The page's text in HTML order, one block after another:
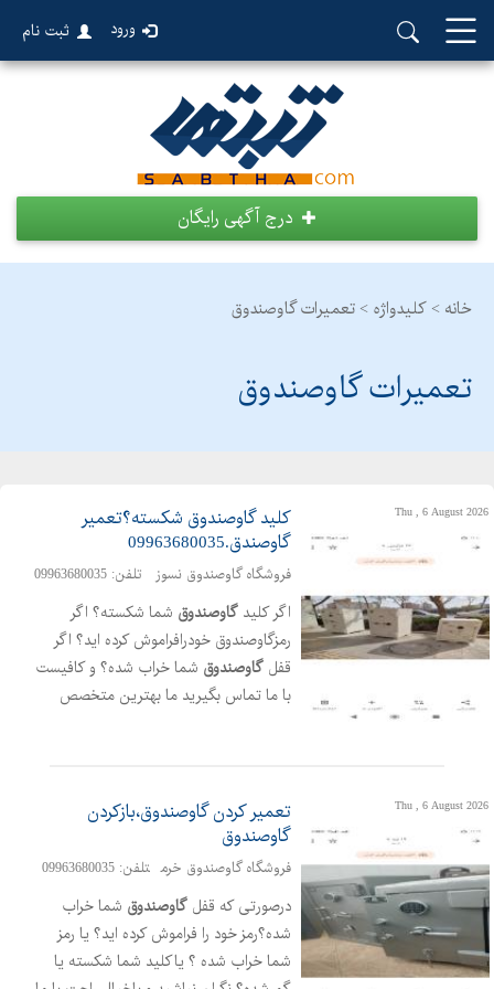
ورود ثبت نام
درج آگهی رایگان
خانه > کلیدواژه > تعمیرات گاوصندوق
تعمیرات گاوصندوق
Thu , 6 August 2026
کلید گاوصندوق شکسته؟تعمیر
گاوصندق.09963680035
فروشگاه گاوصندوق نسوز تلفن: 09963680035
اگر کلیدگاوصندوق شما شکسته؟ اگر
رمزگاوصندوق‌ خودرافراموش کرده اید؟ اگر
قفلگاوصندوق شما خراب شده؟ و کافیست
با ما تماس بگیرید ما بهترین متخصص
✅هم از همه مهمتر ما فروشگاه داریم یعنی
سیار نیستیم آدرس فروشگاه:خیابان
فلاطوری،چهارراه آل بویه
Thu , 6 August 2026
تعمیر کردن گاوصند‌وق،بازکردن
گاوصندوق
فروشگاه گاوصندوق خرم تلفن: 09963680035
درصورتی که قفلگاوصندوق شما خراب
شده؟رمز خود را فراموش کرده اید؟ یا رمز
شما خراب شده ؟ یاکلید شما شکسته یا